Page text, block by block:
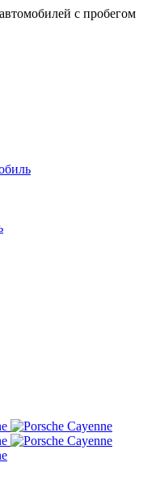
с пробегом